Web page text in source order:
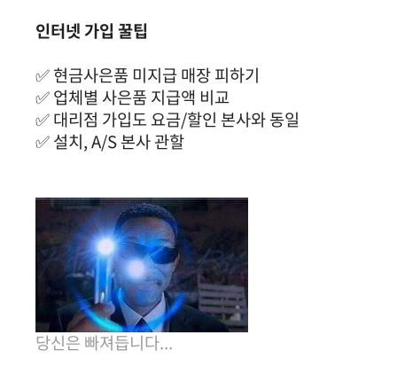
인터넷 가입 꿀팁
✅ 현금사은품 미지급 매장 피하기
✅ 업체별 사은품 지급액 비교
✅ 대리점 가입도 요금/할인 본사와 동일
✅ 설치, A/S 본사 관할
당신은 빠져듭니다...